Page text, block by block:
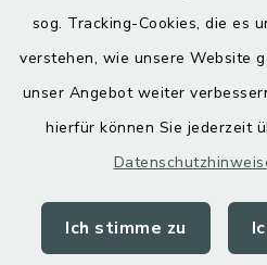
sog. Tracking-Cookies, die es
verstehen, wie unsere Website
unser Angebot weiter
hierfür können Sie jederzeit
Ich stimme zu
Digitaler Ortsplan